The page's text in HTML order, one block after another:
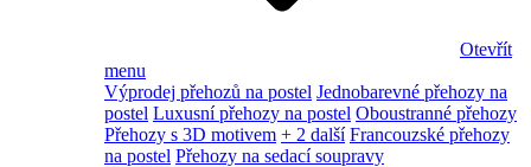
Otevřít
menu
Výprodej přehozů na postel Jednobarevné přehozy na
postel Luxusní přehozy na postel Oboustranné přehozy
Přehozy s 3D motivem + 2 další Francouzské přehozy
na postel Přehozy na sedací soupravy